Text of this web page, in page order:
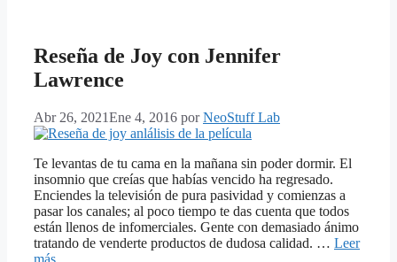
Reseña de Joy con Jennifer
Lawrence
Abr 26, 2021Ene 4, 2016 porNeoStuff Lab
Te levantas de tu cama en la mañana sin poder dormir. El
insomnio que creías que habías vencido ha regresado.
Enciendes la televisión de pura pasividad y comienzas a
pasar los canales; al poco tiempo te das cuenta que todos
están llenos de infomerciales. Gente con demasiado ánimo
tratando de venderte productos de dudosa calidad. … Leer
más